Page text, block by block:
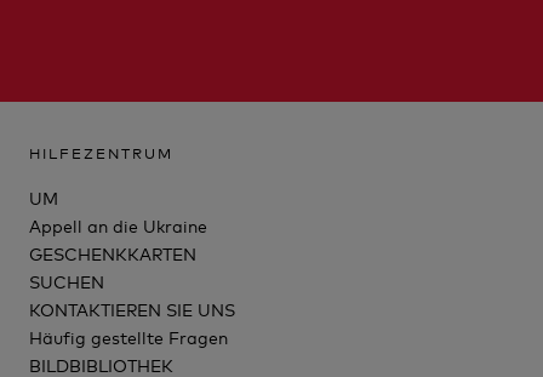
HILFEZENTRUM
UM
Appell an die Ukraine
GESCHENKKARTEN
SUCHEN
KONTAKTIEREN SIE UNS
Häufig gestellte Fragen
BILDBIBLIOTHEK